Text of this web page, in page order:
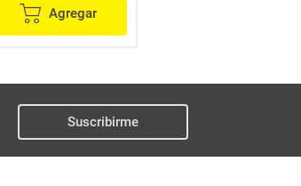
Agregar
Suscribirme